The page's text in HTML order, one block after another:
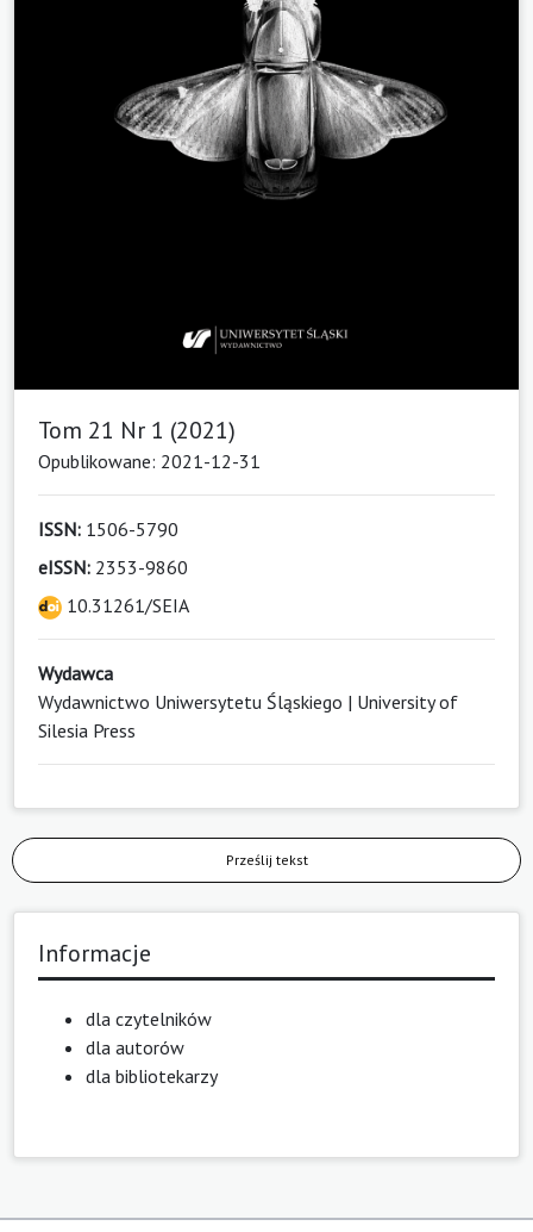
Tom 21 Nr 1 (2021)
Opublikowane: 2021-12-31
ISSN: 1506-5790
eISSN: 2353-9860
10.31261/SEIA
Wydawca
Wydawnictwo Uniwersytetu Śląskiego | University of
Silesia Press
Prześlij tekst
Informacje
dla czytelników
dla autorów
dla bibliotekarzy